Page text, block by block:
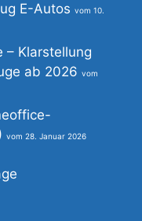
E-Autos 10.
– Klarstellung
ab 2026
28. Januar 2026